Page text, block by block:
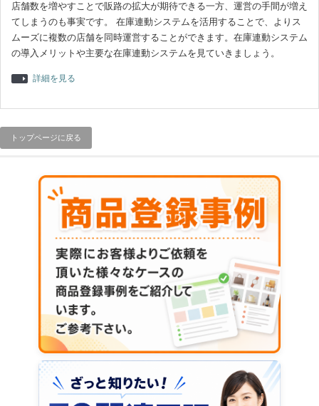
店舗数を増やすことで販路の拡大が期待できる一方、運営の手間が増え
てしまうのも事実です。 在庫連動システムを活用することで、よりス
ムーズに複数の店舗を同時運営することができます。在庫連動システム
の導入メリットや主要な在庫連動システムを見ていきましょう。
詳細を見る
トップページに戻る